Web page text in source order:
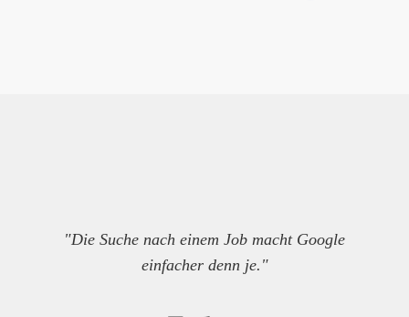
"Die Suche nach einem Job macht Google
einfacher denn je."